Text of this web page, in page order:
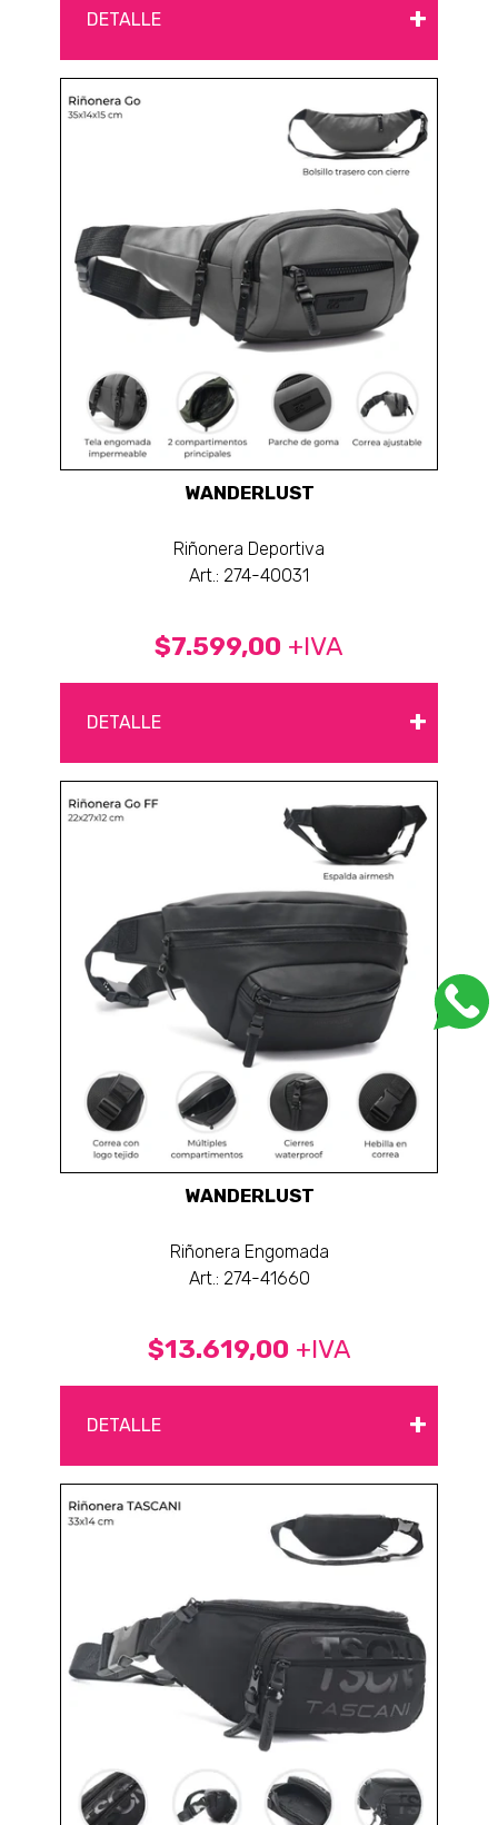
DETALLE +
WANDERLUST
Riñonera Deportiva
Art.: 274-40031
$7.599,00 +IVA
DETALLE +
WANDERLUST
Riñonera Engomada
Art.: 274-41660
$13.619,00 +IVA
DETALLE +